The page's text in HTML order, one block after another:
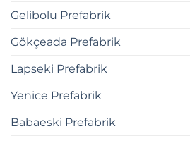
Gelibolu Prefabrik
Gökçeada Prefabrik
Lapseki Prefabrik
Yenice Prefabrik
Babaeski Prefabrik